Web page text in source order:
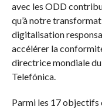
avec les ODD
qu’à notre
digitalisation
accélérer la
directrice mondiale
Telefónica.
Parmi les 17 objectifs